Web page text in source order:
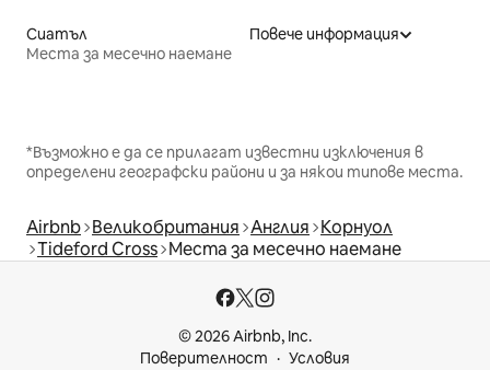
Сиатъл
Места за месечно наемане
Повече информация
*Възможно е да се прилагат известни изключения в
определени географски райони и за някои типове места.
Airbnb Великобритания Англия Корнуол
Tideford Cross Места за месечно наемане
© 2026 Airbnb, Inc.
Поверителност
Условия